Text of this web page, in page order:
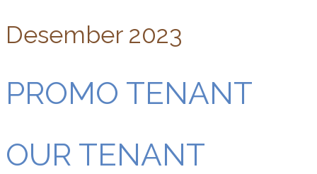
Desember 2023
PROMO TENANT
OUR TENANT